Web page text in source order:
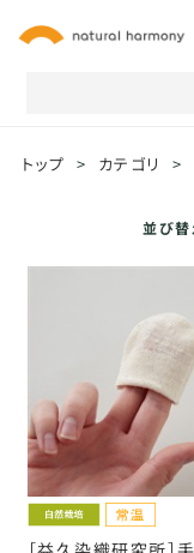
トップ > カテゴリ >
並び替